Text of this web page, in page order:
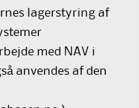
lagerstyring af
med NAV i
anvendes af den